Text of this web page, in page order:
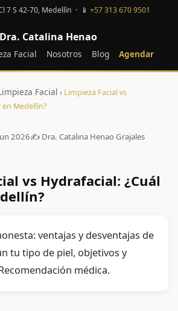
7 S 42-70, Medellín · 📱 +57 313 670 9501
Dra. Catalina Henao
Facial Nosotros Blog Agendar
Facial › Limpieza Facial vs
en Medellín?
2026✍️ Dra. Catalina Henao Grajales
vs Hydrafacial: ¿Cuál
ventajas y desventajas de
tu tipo de piel, objetivos y
médica.